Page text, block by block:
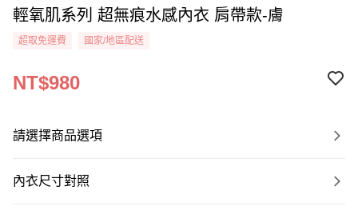
輕氧肌系列 超無痕水感內衣 肩帶款-膚
超取免運費 國家/地區配送
NT$980
請選擇商品選項
內衣尺寸對照